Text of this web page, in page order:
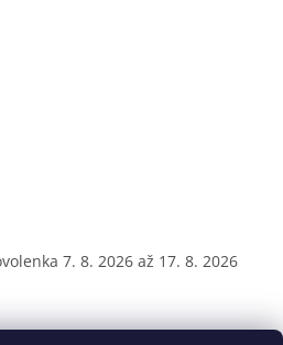
7. 8. 2026 až 17. 8. 2026